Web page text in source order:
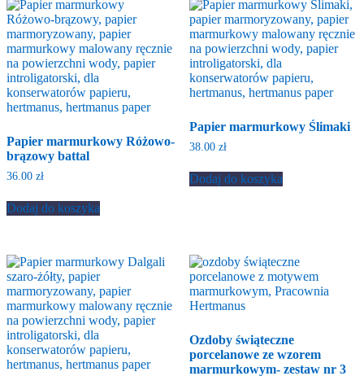
Papier marmurkowy Różowo-
brązowy battal
36.00 zł
Dodaj do koszyka
Papier marmurkowy Ślimaki
38.00 zł
Dodaj do koszyka
Ozdoby świąteczne
porcelanowe ze wzorem
marmurkowym- zestaw nr 3